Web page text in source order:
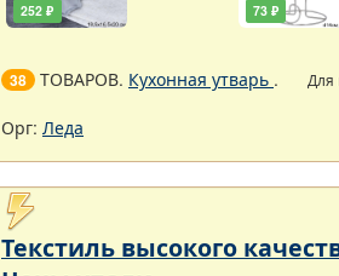
252 ₽ 73 ₽
38 ТОВАРОВ. Кухонная утварь . Для
Орг: Леда
Текстиль высокого